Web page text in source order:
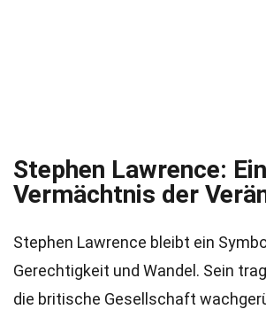
Stephen Lawrence: Ein
Vermächtnis der
Stephen Lawrence bleibt ein
Gerechtigkeit und Wandel. Sein
die britische Gesellschaft